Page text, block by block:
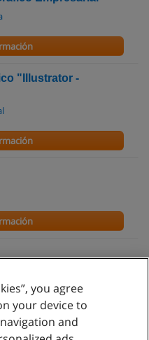
"Illustrator -
uso
datos
you agree
your device to
and